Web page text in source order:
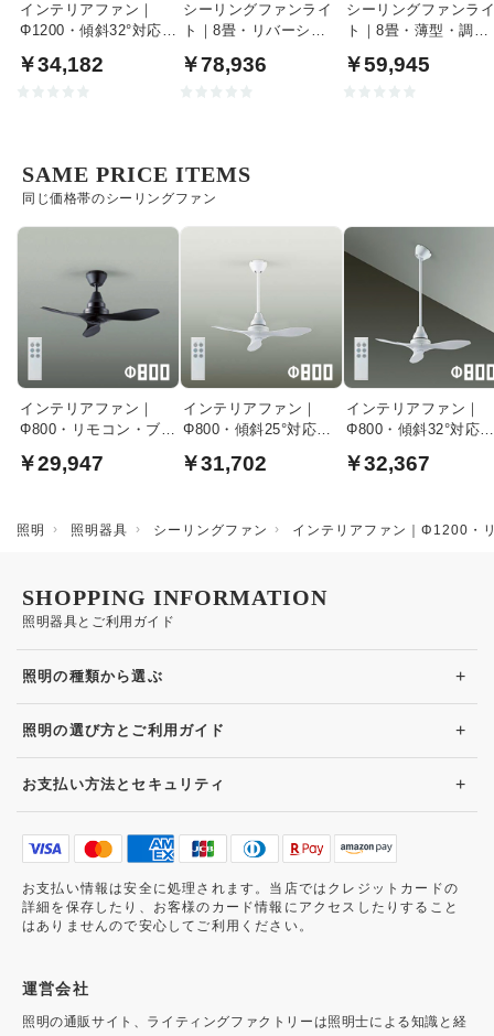
インテリアファン｜
Φ1200・傾斜32°対応・
￥34,182
シーリングファンライ
ト｜8畳・リバーシブ
ワイト
￥78,936
シーリングファンラ
ト｜8畳・薄型・調光
イト
￥59,945
同じ価格帯のシーリングファン
SAME PRICE ITEMS
インテリアファン｜
Φ800・リモコン・ブラ
￥29,947
インテリアファン｜
Φ800・傾斜25°対応・
￥31,702
インテリアファン｜
Φ800・傾斜32°対応・
￥32,367
照明 照明器具 シーリングファン インテリアファン｜Φ1200・
照明器具とご利用ガイド
SHOPPING INFORMATION
照明の種類から選ぶ +
照明の選び方とご利用ガイド +
お支払い方法とセキュリティ +
お支払い情報は安全に処理されます。当店ではクレジットカードの
詳細を保存したり、お客様のカード情報にアクセスしたりすること
はありませんので安心してご利用ください。
運営会社
照明の通販サイト、ライティングファクトリーは照明士による知識と経